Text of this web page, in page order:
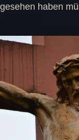
gesehen haben